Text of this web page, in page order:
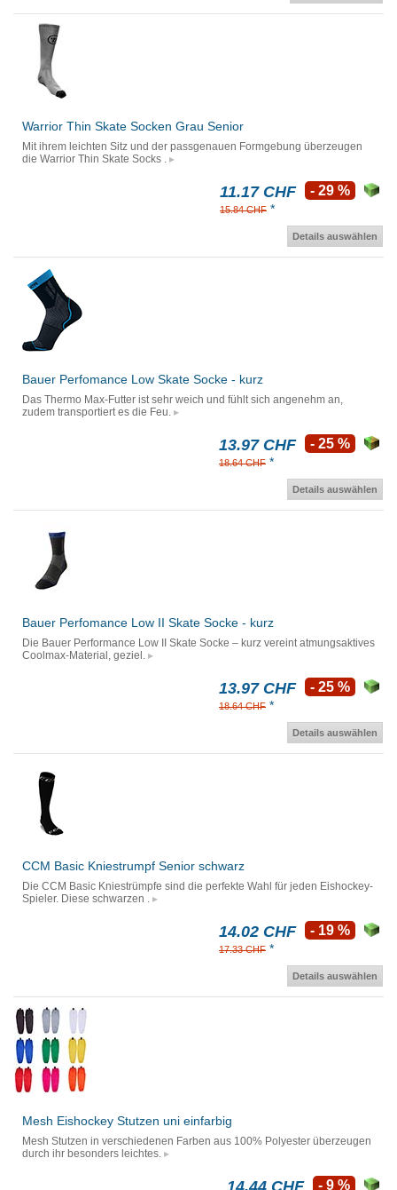
Warrior Thin Skate Socken Grau Senior
Mit ihrem leichten Sitz und der passgenauen Formgebung überzeugen
die Warrior Thin Skate Socks .
11.17 CHF
15.84 CHF *
- 29 %
Details auswählen
Bauer Perfomance Low Skate Socke - kurz
Das Thermo Max-Futter ist sehr weich und fühlt sich angenehm an,
zudem transportiert es die Feu.
13.97 CHF
18.64 CHF *
- 25 %
Details auswählen
Bauer Perfomance Low II Skate Socke - kurz
Die Bauer Performance Low II Skate Socke – kurz vereint atmungsaktives
Coolmax-Material, geziel.
13.97 CHF
18.64 CHF *
- 25 %
Details auswählen
CCM Basic Kniestrumpf Senior schwarz
Die CCM Basic Kniestrümpfe sind die perfekte Wahl für jeden Eishockey-
Spieler. Diese schwarzen .
14.02 CHF
17.33 CHF *
- 19 %
Details auswählen
Mesh Eishockey Stutzen uni einfarbig
Mesh Stutzen in verschiedenen Farben aus 100% Polyester überzeugen
durch ihr besonders leichtes.
- 9 %